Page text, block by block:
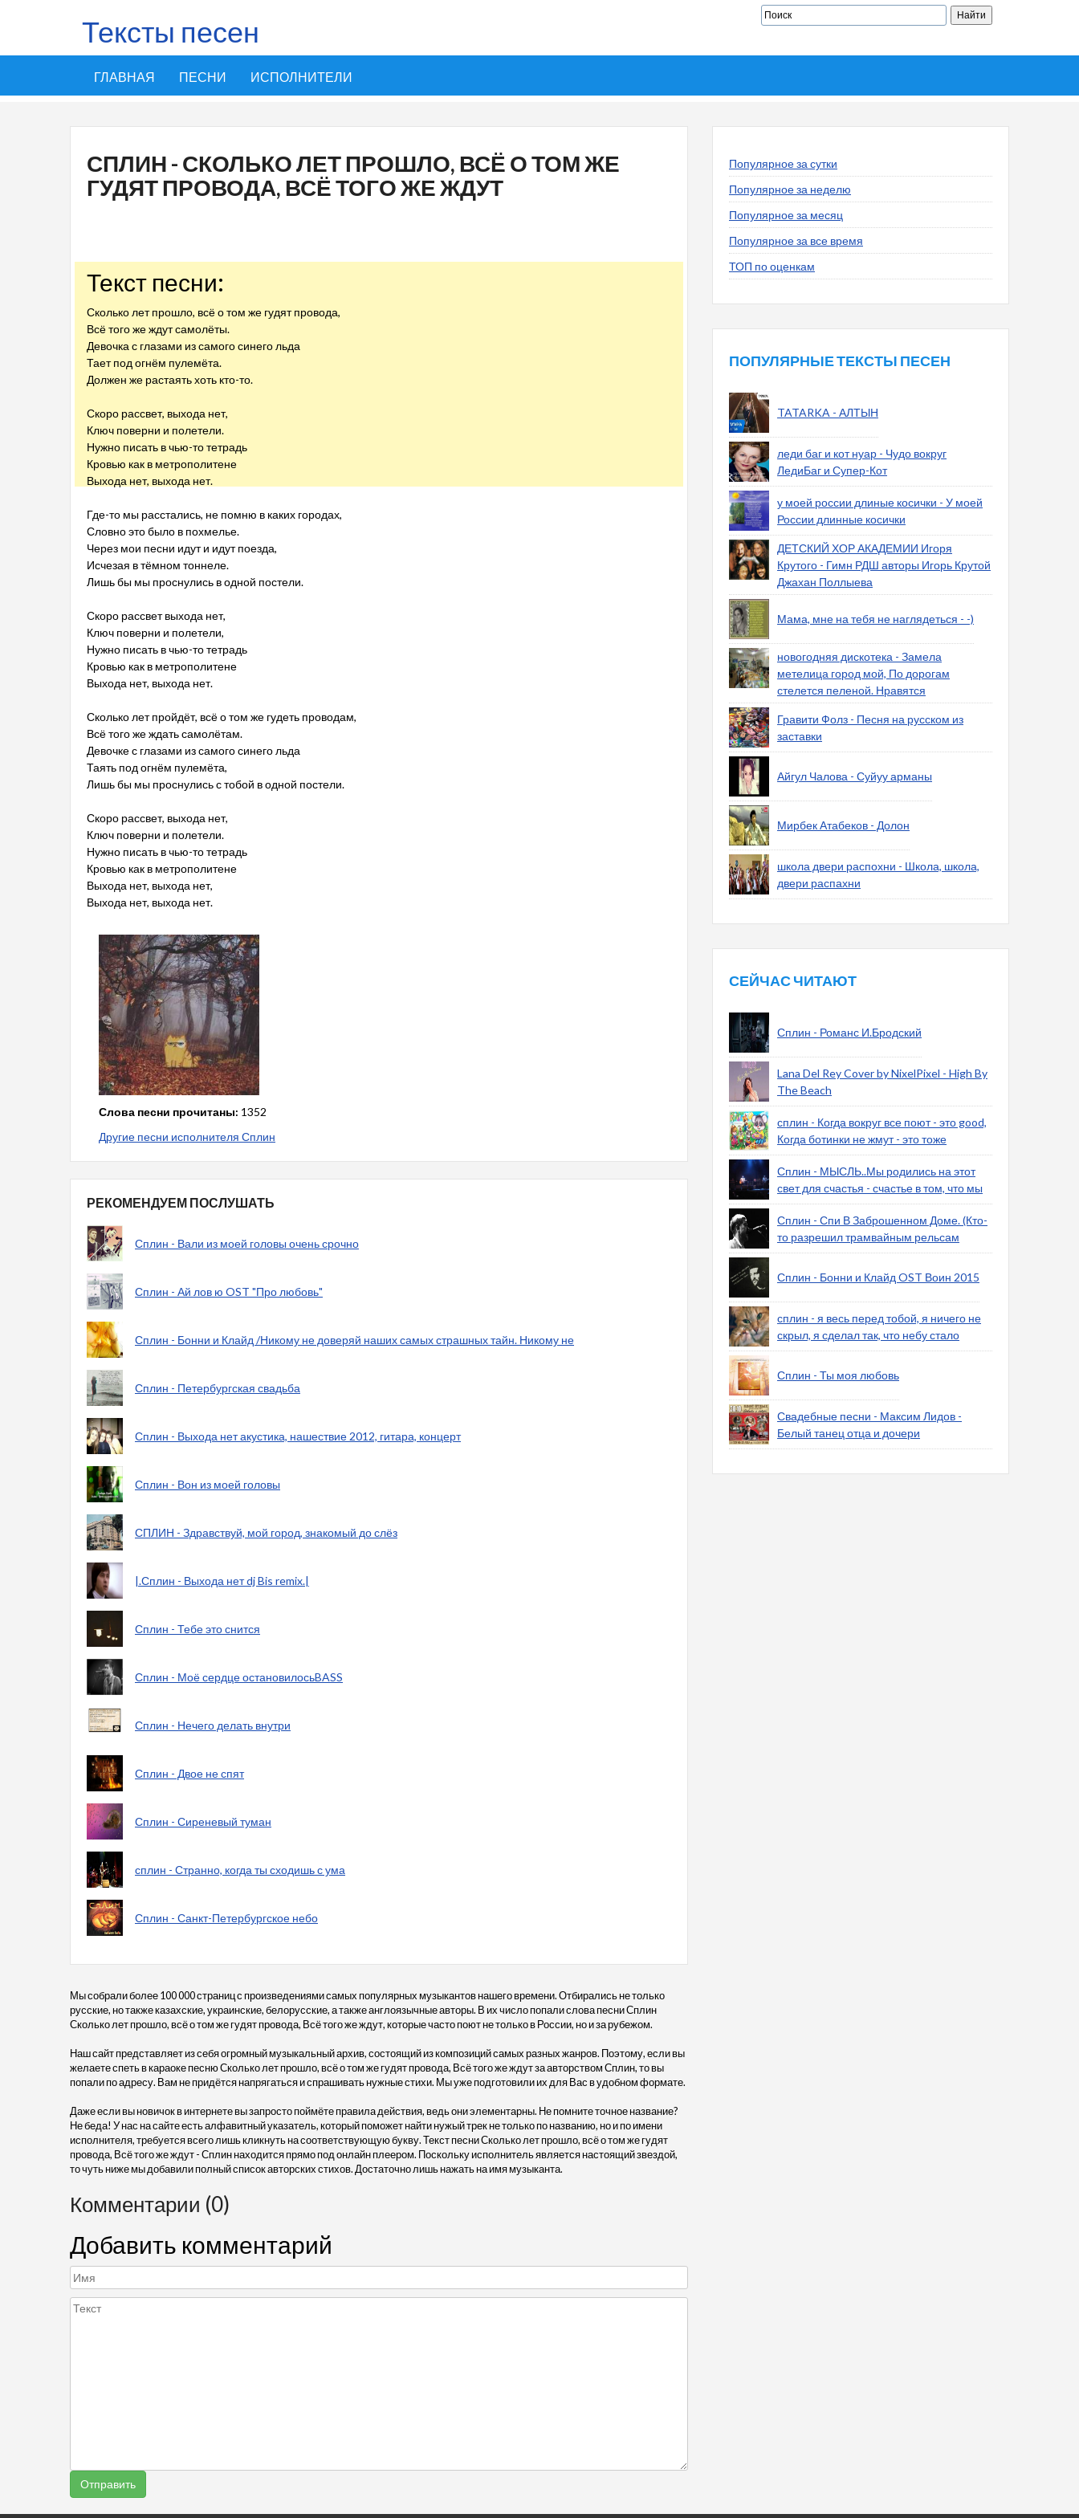
Тексты песен
ГЛАВНАЯ ПЕСНИ ИСПОЛНИТЕЛИ
СПЛИН - СКОЛЬКО ЛЕТ ПРОШЛО, ВСЁ О ТОМ ЖЕ
ГУДЯТ ПРОВОДА, ВСЁ ТОГО ЖЕ ЖДУТ
Текст песни:
Сколько лет прошло, всё о том же гудят провода,
Всё того же ждут самолёты.
Девочка с глазами из самого синего льда
Тает под огнём пулемёта.
Должен же растаять хоть кто-то.
Скоро рассвет, выхода нет,
Ключ поверни и полетели.
Нужно писать в чью-то тетрадь
Кровью как в метрополитене
Выхода нет, выхода нет.
Где-то мы расстались, не помню в каких городах,
Словно это было в похмелье.
Через мои песни идут и идут поезда,
Исчезая в тёмном тоннеле.
Лишь бы мы проснулись в одной постели.
Скоро рассвет выхода нет,
Ключ поверни и полетели,
Нужно писать в чью-то тетрадь
Кровью как в метрополитене
Выхода нет, выхода нет.
Сколько лет пройдёт, всё о том же гудеть проводам,
Всё того же ждать самолётам.
Девочке с глазами из самого синего льда
Таять под огнём пулемёта,
Лишь бы мы проснулись с тобой в одной постели.
Скоро рассвет, выхода нет,
Ключ поверни и полетели.
Нужно писать в чью-то тетрадь
Кровью как в метрополитене
Выхода нет, выхода нет,
Выхода нет, выхода нет.
Слова песни прочитаны: 1352
Другие песни исполнителя Сплин
РЕКОМЕНДУЕМ ПОСЛУШАТЬ
Сплин - Вали из моей головы очень срочно
Сплин - Ай лов ю OST "Про любовь"
Сплин - Бонни и Клайд /Никому не доверяй наших самых страшных тайн. Никому не
Сплин - Петербургская свадьба
Сплин - Выхода нет акустика, нашествие 2012, гитара, концерт
Сплин - Вон из моей головы
СПЛИН - Здравствуй, мой город, знакомый до слёз
|.Сплин - Выхода нет dj Bis remix.|
Сплин - Тебе это снится
Сплин - Моё сердце остановилосьBASS
Сплин - Нечего делать внутри
Сплин - Двое не спят
Сплин - Сиреневый туман
сплин - Странно, когда ты сходишь с ума
Сплин - Санкт-Петербургское небо
Мы собрали более 100 000 страниц с произведениями самых популярных музыкантов нашего времени. Отбирались не только
русские, но также казахские, украинские, белорусские, а также англоязычные авторы. В их число попали слова песни Сплин
Сколько лет прошло, всё о том же гудят провода, Всё того же ждут, которые часто поют не только в России, но и за рубежом.
Наш сайт представляет из себя огромный музыкальный архив, состоящий из композиций самых разных жанров. Поэтому, если вы
желаете спеть в караоке песню Сколько лет прошло, всё о том же гудят провода, Всё того же ждут за авторством Сплин, то вы
попали по адресу. Вам не придётся напрягаться и спрашивать нужные стихи. Мы уже подготовили их для Вас в удобном формате.
Даже если вы новичок в интернете вы запросто поймёте правила действия, ведь они элементарны. Не помните точное название?
Не беда! У нас на сайте есть алфавитный указатель, который поможет найти нужый трек не только по названию, но и по имени
исполнителя, требуется всего лишь кликнуть на соответствующую букву. Текст песни Сколько лет прошло, всё о том же гудят
провода, Всё того же ждут - Сплин находится прямо под онлайн плеером. Поскольку исполнитель является настоящий звездой,
то чуть ниже мы добавили полный список авторских стихов. Достаточно лишь нажать на имя музыканта.
Комментарии (0)
Добавить комментарий
Популярное за сутки
Популярное за неделю
Популярное за месяц
Популярное за все время
ТОП по оценкам
ПОПУЛЯРНЫЕ ТЕКСТЫ ПЕСЕН
TATARKA - АЛТЫН
леди баг и кот нуар - Чудо вокруг
ЛедиБаг и Супер-Кот
у моей россии длиные косички - У моей
России длинные косички
ДЕТСКИЙ ХОР АКАДЕМИИ Игоря
Крутого - Гимн РДШ авторы Игорь Крутой
Джахан Поллыева
Мама, мне на тебя не наглядеться - -)
новогодняя дискотека - Замела
метелица город мой, По дорогам
стелется пеленой. Нравятся
Гравити Фолз - Песня на русском из
заставки
Айгул Чалова - Суйуу арманы
Мирбек Атабеков - Долон
школа двери распохни - Школа, школа,
двери распахни
СЕЙЧАС ЧИТАЮТ
Сплин - Романс И.Бродский
Lana Del Rey Cover by NixelPixel - High By
The Beach
сплин - Когда вокруг все поют - это good,
Когда ботинки не жмут - это тоже
Сплин - МЫСЛЬ..Мы родились на этот
свет для счастья - счастье в том, что мы
Сплин - Спи В Заброшенном Доме. (Кто-
то разрешил трамвайным рельсам
Сплин - Бонни и Клайд OST Воин 2015
сплин - я весь перед тобой, я ничего не
скрыл, я сделал так, что небу стало
Сплин - Ты моя любовь
Свадебные песни - Максим Лидов -
Белый танец отца и дочери